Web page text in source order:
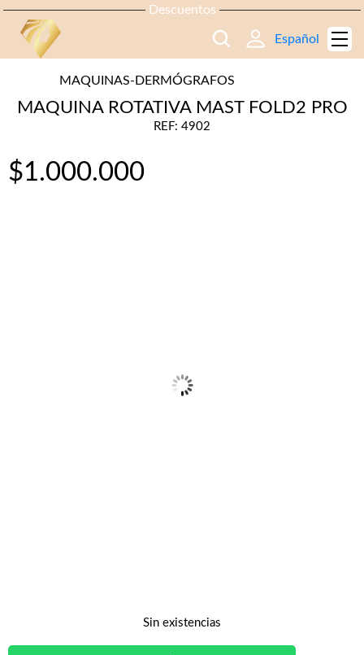
Descuentos
Español
MAQUINAS-DERMÓGRAFOS
MAQUINA ROTATIVA MAST FOLD2 PRO
REF: 4902
$1.000.000
Sin existencias